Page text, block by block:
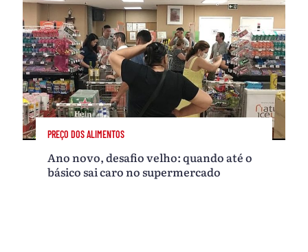
PREÇO DOS ALIMENTOS
Ano novo, desafio velho: quando até o
básico sai caro no supermercado